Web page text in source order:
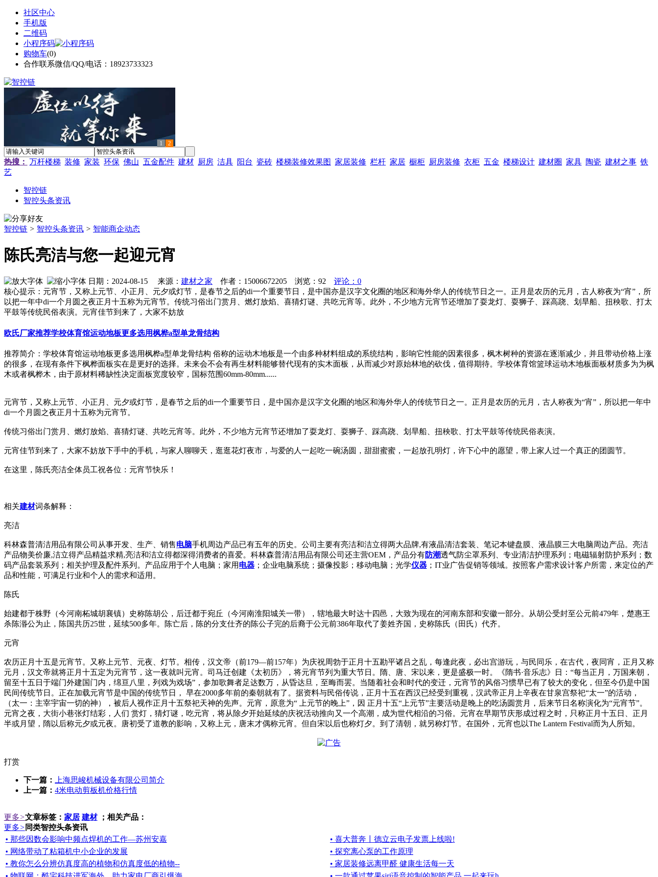
社区中心
手机版
二维码
小程序码
购物车(0)
合作联系微信/QQ/电话：18923733323
1 2
热搜： 万杆楼梯 装修 家装 环保 佛山 五金配件 建材 厨房 洁具 阳台 瓷砖 楼梯装修效果图 家居装修 栏杆 家居 橱柜 厨房装修 衣柜 五金 楼梯设计 建材圈 家具 陶瓷 建材之事 铁
艺
智控链
智控头条资讯
智控链 > 智控头条资讯 > 智能商企动态
陈氏亮洁与您一起迎元宵
日期：2024-08-15 来源： 建材之家 作者：15006672205 浏览： 92
评论：0
核心提示：元宵节，又称上元节、小正月、元夕或灯节，是春节之后的di一个重要节日，是中国亦是汉字文化圈的地区和海外华人的传统节日之一。正月是农历的元月，古人称夜为“宵”，所
以把一年中di一个月圆之夜正月十五称为元宵节。传统习俗出门赏月、燃灯放焰、喜猜灯谜、共吃元宵等。此外，不少地方元宵节还增加了耍龙灯、耍狮子、踩高跷、划旱船、扭秧歌、打太
平鼓等传统民俗表演。元宵佳节到来了，大家不妨放
欧氏厂家推荐学校体育馆运动地板更多选用枫桦a型单龙骨结构
推荐简介：学校体育馆运动地板更多选用枫桦a型单龙骨结构 俗称的运动木地板是一个由多种材料组成的系统结构，影响它性能的因素很多，枫木树种的资源在逐渐减少，并且带动价格上涨
的很多，在现有条件下枫桦面板实在是更好的选择。未来会不会有再生材料能够替代现有的实木面板，从而减少对原始林地的砍伐，值得期待。学校体育馆篮球运动木地板面板材质多为为枫
木或者枫桦木，由于原材料稀缺性决定面板宽度较窄，国标范围60mm-80mm......
元宵节，又称上元节、小正月、元夕或灯节，是春节之后的di一个重要节日，是中国亦是汉字文化圈的地区和海外华人的传统节日之一。正月是农历的元月，古人称夜为“宵”，所以把一年中
di一个月圆之夜正月十五称为元宵节。
传统习俗出门赏月、燃灯放焰、喜猜灯谜、共吃元宵等。此外，不少地方元宵节还增加了耍龙灯、耍狮子、踩高跷、划旱船、扭秧歌、打太平鼓等传统民俗表演。
元宵佳节到来了，大家不妨放下手中的手机，与家人聊聊天，逛逛花灯夜市，与爱的人一起吃一碗汤圆，甜甜蜜蜜，一起放孔明灯，许下心中的愿望，带上家人过一个真正的团圆节。
在这里，陈氏亮洁全体员工祝各位：元宵节快乐！
相关建材词条解释：
亮洁
科林森普清洁用品有限公司从事开发、生产、销售电脑手机周边产品已有五年的历史。公司主要有亮洁和洁立得两大品牌,有液晶清洁套装、笔记本键盘膜、液晶膜三大电脑周边产品。亮洁
产品物美价廉,洁立得产品精益求精,亮洁和洁立得都深得消费者的喜爱。科林森普清洁用品有限公司还主营OEM，产品分有防潮透气防尘罩系列、专业清洁护理系列；电磁辐射防护系列；数
码产品套装系列；相关护理及配件系列。产品应用于个人电脑；家用 电器 ；企业电脑系统；摄像投影；移动电脑；光学仪器 ；IT业广告促销等领域。按照客户需求设计客户所需，来定位的产
品和性能，可满足行业和个人的需求和适用。
陈氏
始建都于株野（今河南柘城胡襄镇）史称陈胡公，后迁都于宛丘（今河南淮阳城关一带），辖地最大时达十四邑，大致为现在的河南东部和安徽一部分。从胡公受封至公元前479年，楚惠王
杀陈湣公为止，陈国共历25世，延续500多年。陈亡后，陈的分支仕齐的陈公子完的后裔于公元前386年取代了姜姓齐国，史称陈氏（田氏）代齐。
元宵
农历正月十五是元宵节。又称上元节、元夜、灯节。相传，汉文帝（前179—前157年）为庆祝周勃于正月十五勘平诸吕之乱，每逢此夜，必出宫游玩，与民同乐，在古代，夜同宵，正月又称
元月，汉文帝就将正月十五定为元宵节，这一夜就叫元宵。司马迁创建《太初历》，将元宵节列为重大节日。隋、唐、宋以来，更是盛极一时。《隋书·音乐志》日：“每当正月，万国来朝，
留至十五日于端门外建国门内，绵亘八里，列戏为戏场”，参加歌舞者足达数万，从昏达旦，至晦而罢。当随着社会和时代的变迁，元宵节的风俗习惯早已有了较大的变化，但至今仍是中国
民间传统节日。正在加载元宵节是中国的传统节日， 早在2000多年前的秦朝就有了。据资料与民俗传说，正月十五在西汉已经受到重视，汉武帝正月上辛夜在甘泉宫祭祀“太一”的活动，
（太一：主宰宇宙一切的神），被后人视作正月十五祭祀天神的先声。元宵，原意为“ 上元节的晚上”，因 正月十五“上元节”主要活动是晚上的吃汤圆赏月，后来节日名称演化为“元宵节”。
元宵之夜，大街小巷张灯结彩，人们 赏灯，猜灯谜，吃元宵，将从除夕开始延续的庆祝活动推向又一个高潮，成为世代相沿的习俗。元宵在早期节庆形成过程之时，只称正月十五日、正月
半或月望，隋以后称元夕或元夜。唐初受了道教的影响，又称上元，唐末才偶称元宵。但自宋以后也称灯夕。到了清朝，就另称灯节。在国外，元宵也以The Lantern Festival而为人所知。
打赏
下一篇：
上海思峻机械设备有限公司简介
上一篇： 4米电动剪板机价格行情
更多>文章标签： 家居 建材；相关产品：
更多> 同类智控头条资讯
• 那些因数会影响中频点焊机的工作—苏州安嘉
• 喜大普奔丨德立云电子发票上线啦!
• 网络带动了粘箱机中小企业的发展
• 探究离心泵的工作原理
• 教你怎么分辨仿真度高的植物和仿真度低的植物--
• 家居装修远离甲醛 健康生活每一天